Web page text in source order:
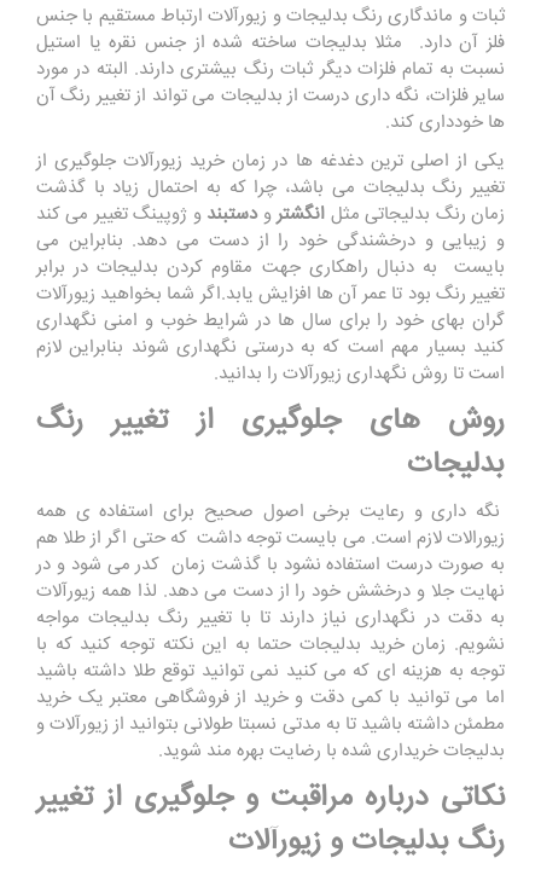
ثبات و ماندگاری رنگ بدلیجات و زیورآلات ارتباط مستقیم با جنس
فلز آن دارد. مثلا بدلیجات ساخته شده از جنس نقره یا استیل
نسبت به تمام فلزات دیگر ثبات رنگ بیشتری دارند. البته در مورد
سایر فلزات، نگه داری درست از بدلیجات می تواند از تغییر رنگ آن
ها خودداری کند.
یکی از اصلی ترین دغدغه ها در زمان خرید زیورآلات جلوگیری از
تغییر رنگ بدلیجات می باشد، چرا که به احتمال زیاد با گذشت
زمان رنگ بدلیجاتی مثل انگشتر ودستبند و ژوپینگتغییر می کند
و زیبایی و درخشندگی خود را از دست می دهد. بنابراین می
بایست به دنبال راهکاری جهت مقاوم کردن بدلیجات در برابر
تغییر رنگ بود تا عمر آن ها افزایش یابد.اگر شما بخواهید زیورآلات
گران بهای خود را برای سال ها در شرایط خوب و امنی نگهداری
کنید بسیار مهم است که به درستی نگهداری شوند بنابراین لازم
است تا روش نگهداری زیورآلات را بدانید.
روش های جلوگیری از تغییر رنگ
بدلیجات
نگه داری و رعایت برخی اصول صحیح برای استفاده ی همه
زیورالات لازم است. می بایست توجه داشت که حتی اگر از طلا هم
به صورت درست استفاده نشود با گذشت زمان کدر می شود و در
نهایت جلا و درخشش خود را از دست می دهد. لذا همه زیورآلات
به دقت در نگهداری نیاز دارند تا با تغییر رنگ بدلیجات مواجه
نشویم. زمان خرید بدلیجات حتما به این نکته توجه کنید که با
توجه به هزینه ای که می کنید نمی توانید توقع طلا داشته باشید
اما می توانید با کمی دقت و خرید از فروشگاهی معتبر یک خرید
مطمئن داشته باشید تا به مدتی نسبتا طولانی بتوانید از زیورآلات و
بدلیجات خریداری شده با رضایت بهره مند شوید.
نکاتی درباره مراقبت و جلوگیری از تغییر
رنگ بدلیجات و زیورآلات